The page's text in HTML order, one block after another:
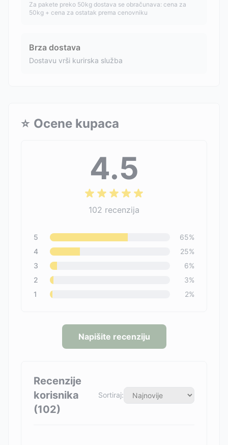
Za pakete preko 50kg dostava se obračunava: cena za
50kg + cena za ostatak prema cenovniku
Brza dostava
Dostavu vrši kurirska služba
⭐ Ocene kupaca
4.5
102 recenzija
5 65%
4
25%
3
6%
2
3%
1
2%
Napišite recenziju
Recenzije
korisnika
(102)
Sortiraj: